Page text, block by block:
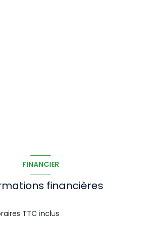
FINANCIER
financières
TTC inclus